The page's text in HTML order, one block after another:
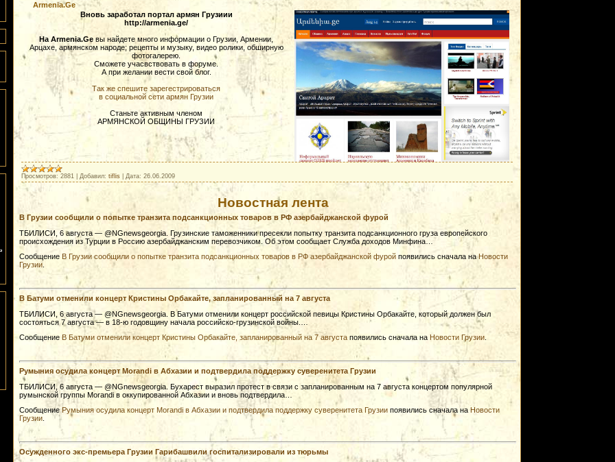
Armenia.Ge
Вновь заработал портал армян Грузиии
http://armenia.ge/
На Armenia.Ge вы найдете много информации о Грузии, Армении,
Арцахе, армянском народе; рецепты и музыку, видео ролики, обширную
фотогалерею.
Сможете учасвствовать в форуме.
А при желании вести свой блог.
Так же спешите зарегестрироваться
в социальной сети армян Грузии
Станьте активным членом
АРМЯНСКОЙ ОБЩИНЫ ГРУЗИИ
Просмотров: 2881 Добавил: tiflis Дата: 26.06.2009
Новостная лента
В Грузии сообщили о попытке транзита подсанкционных товаров в РФ азербайджанской фурой
ТБИЛИСИ, 6 августа — @NGnewsgeorgia. Грузинские таможенники пресекли попытку транзита подсанкционного груза европейского
происхождения из Турции в Россию азербайджанским перевозчиком. Об этом сообщает Служба доходов Минфина…
Сообщение В Грузии сообщили о попытке транзита подсанкционных товаров в РФ азербайджанской фурой появились сначала наНовости
Грузии
В Батуми отменили концерт Кристины Орбакайте, запланированный на 7 августа
ТБИЛИСИ, 6 августа — @NGnewsgeorgia. В Батуми отменили концерт российской певицы Кристины Орбакайте, который должен был
состояться 7 августа — в 18-ю годовщину начала российско-грузинской войны.…
Сообщение В Батуми отменили концерт Кристины Орбакайте, запланированный на 7 августа появились сначала на Новости Грузии
Румыния осудила концерт Morandi в Абхазии и подтвердила поддержку суверенитета Грузии
ТБИЛИСИ, 6 августа — @NGnewsgeorgia. Бухарест выразил протест в связи с запланированным на 7 августа концертом популярной
румынской группы Morandi в оккупированной Абхазии и вновь подтвердила…
СообщениеРумыния осудила концерт Morandi в Абхазии и подтвердила поддержку суверенитета Грузии появились сначала на Новости
Грузии
Осужденного экс-премьера Грузии Гарибашвили госпитализировали из тюрьмы